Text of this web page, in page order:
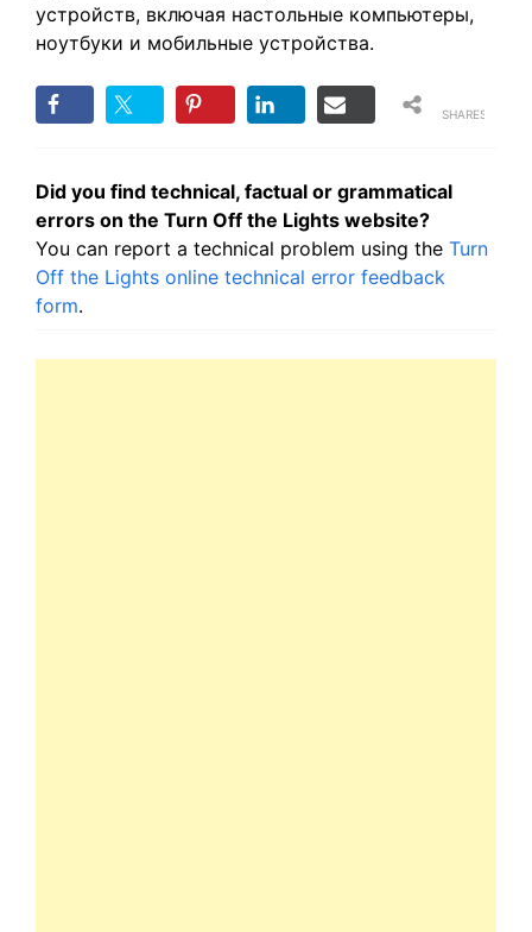
устройств, включая настольные компьютеры,
ноутбуки и мобильные устройства.
SHARES
Did you find technical, factual or grammatical
errors on the Turn Off the Lights website?
You can report a technical problem using the Turn
Off the Lights online technical error feedback
form.